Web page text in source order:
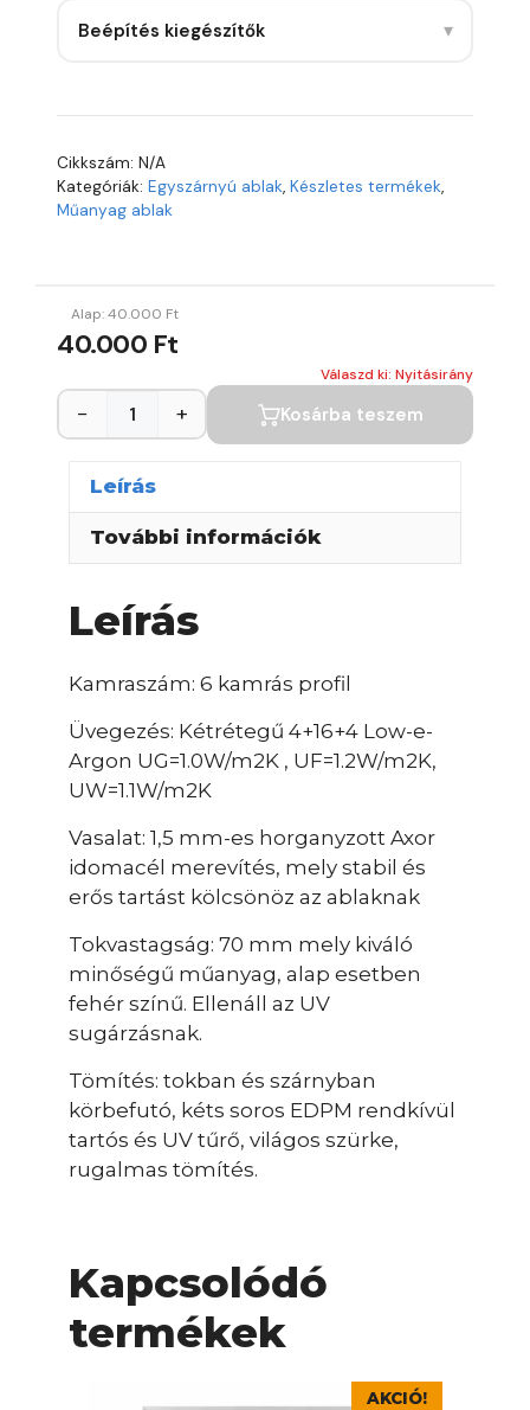
Beépítés kiegészítők ▾
Cikkszám: N/A
Kategóriák: Egyszárnyú ablak, Készletes termékek,
Műanyag ablak
Alap:40.000 Ft
40.000 Ft
Válaszd ki: Nyitásirány
− + Kosárba teszem
Leírás
További információk
Leírás
Kamraszám: 6 kamrás profil
Üvegezés: Kétrétegű 4+16+4 Low-e-
Argon UG=1.0W/m2K , UF=1.2W/m2K,
UW=1.1W/m2K
Vasalat: 1,5 mm-es horganyzott Axor
idomacél merevítés, mely stabil és
erős tartást kölcsönöz az ablaknak
Tokvastagság: 70 mm mely kiváló
minőségű műanyag, alap esetben
fehér színű. Ellenáll az UV
sugárzásnak.
Tömítés: tokban és szárnyban
körbefutó, kéts soros EDPM rendkívül
tartós és UV tűrő, világos szürke,
rugalmas tömítés.
Kapcsolódó
termékek
AKCIÓ!